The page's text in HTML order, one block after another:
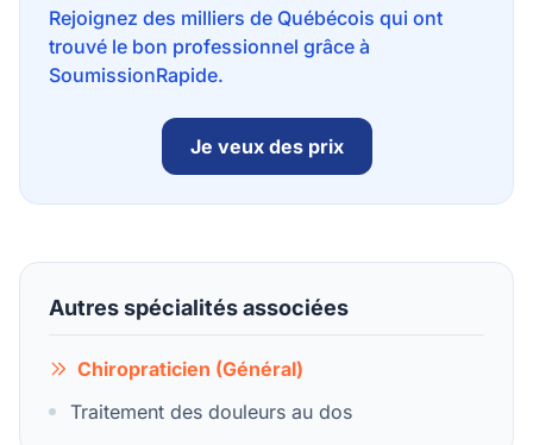
Rejoignez des milliers de Québécois qui ont
trouvé le bon professionnel grâce à
SoumissionRapide.
Je veux des prix
Autres spécialités associées
Chiropraticien (Général)
Traitement des douleurs au dos